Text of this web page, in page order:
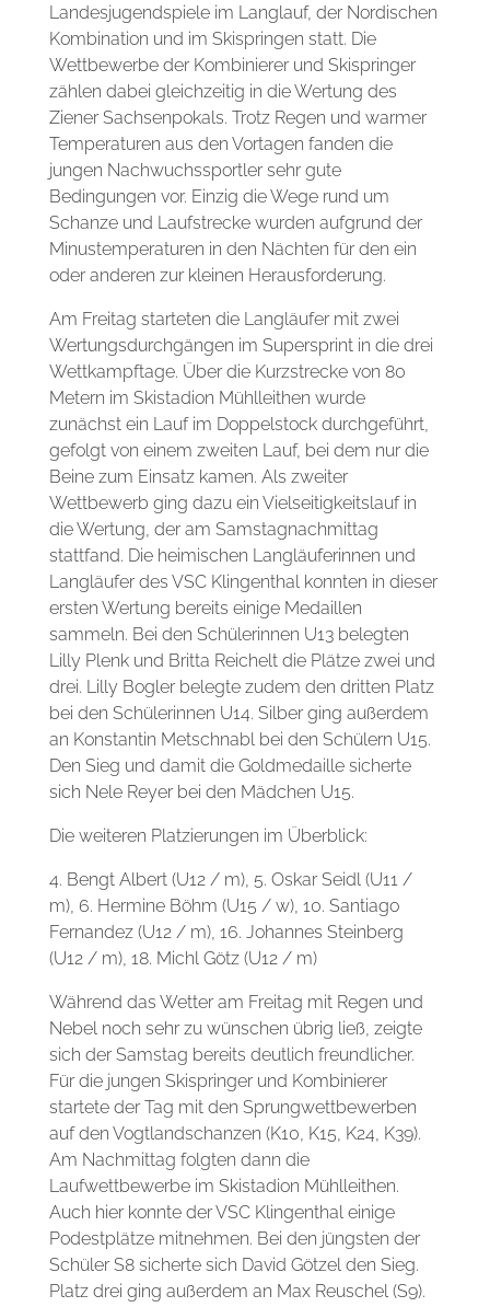
Landesjugendspiele im Langlauf, der Nordischen
Kombination und im Skispringen statt. Die
Wettbewerbe der Kombinierer und Skispringer
zählen dabei gleichzeitig in die Wertung des
Ziener Sachsenpokals. Trotz Regen und warmer
Temperaturen aus den Vortagen fanden die
jungen Nachwuchssportler sehr gute
Bedingungen vor. Einzig die Wege rund um
Schanze und Laufstrecke wurden aufgrund der
Minustemperaturen in den Nächten für den ein
oder anderen zur kleinen Herausforderung.
Am Freitag starteten die Langläufer mit zwei
Wertungsdurchgängen im Supersprint in die drei
Wettkampftage. Über die Kurzstrecke von 80
Metern im Skistadion Mühlleithen wurde
zunächst ein Lauf im Doppelstock durchgeführt,
gefolgt von einem zweiten Lauf, bei dem nur die
Beine zum Einsatz kamen. Als zweiter
Wettbewerb ging dazu ein Vielseitigkeitslauf in
die Wertung, der am Samstagnachmittag
stattfand. Die heimischen Langläuferinnen und
Langläufer des VSC Klingenthal konnten in dieser
ersten Wertung bereits einige Medaillen
sammeln. Bei den Schülerinnen U13 belegten
Lilly Plenk und Britta Reichelt die Plätze zwei und
drei. Lilly Bogler belegte zudem den dritten Platz
bei den Schülerinnen U14. Silber ging außerdem
an Konstantin Metschnabl bei den Schülern U15.
Den Sieg und damit die Goldmedaille sicherte
sich Nele Reyer bei den Mädchen U15.
Die weiteren Platzierungen im Überblick:
4. Bengt Albert (U12 / m), 5. Oskar Seidl (U11 /
m), 6. Hermine Böhm (U15 / w), 10. Santiago
Fernandez (U12 / m), 16. Johannes Steinberg
(U12 / m), 18. Michl Götz (U12 / m)
Während das Wetter am Freitag mit Regen und
Nebel noch sehr zu wünschen übrig ließ, zeigte
sich der Samstag bereits deutlich freundlicher.
Für die jungen Skispringer und Kombinierer
startete der Tag mit den Sprungwettbewerben
auf den Vogtlandschanzen (K10, K15, K24, K39).
Am Nachmittag folgten dann die
Laufwettbewerbe im Skistadion Mühlleithen.
Auch hier konnte der VSC Klingenthal einige
Podestplätze mitnehmen. Bei den jüngsten der
Schüler S8 sicherte sich David Götzel den Sieg.
Platz drei ging außerdem an Max Reuschel (S9).